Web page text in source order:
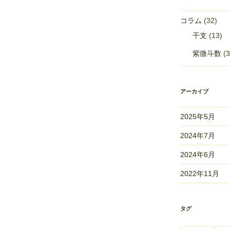
コラム (32)
干支 (13)
紫微斗数
アーカイブ
2025年5月
2024年7月
2024年6月
2022年11月
タグ